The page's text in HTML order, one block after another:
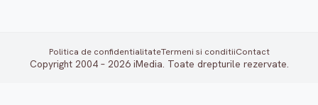
Politica de confidentialitateTermeni si conditiiContact
Copyright 2004 – 2026 iMedia. Toate drepturile rezervate.